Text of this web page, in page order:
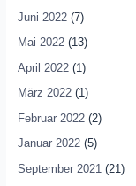
Juni 2022(7)
Mai 2022(13)
April 2022(1)
März 2022(1)
Februar 2022(2)
Januar 2022(5)
September 2021 (21)